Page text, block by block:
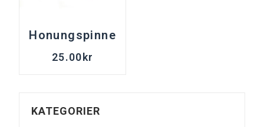
Honungspinne
25.00 kr
KATEGORIER